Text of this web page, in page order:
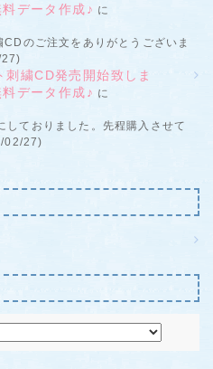
データ作成♪ に
のご注文をありがとうございま
繍CD発売開始致しま
データ作成♪ に
しておりました。先程購入させて
02/27)